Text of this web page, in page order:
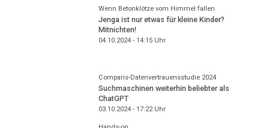
Wenn Betonklötze vom Himmel fallen
Jenga ist nur etwas für kleine Kinder?
Mitnichten!
04.10.2024 - 14:15Uhr
Comparis-Datenvertrauensstudie 2024
Suchmaschinen weiterhin beliebter als
ChatGPT
03.10.2024 - 17:22Uhr